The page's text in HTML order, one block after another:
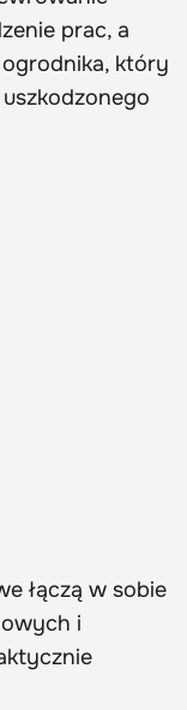
prac, a
który
łączą w sobie
i